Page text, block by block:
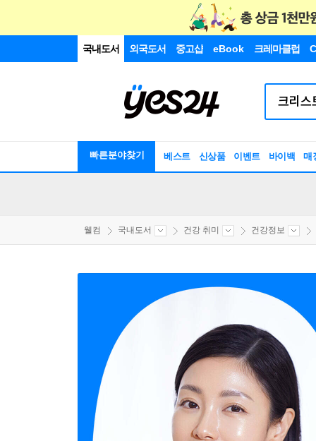
국내도서 외국도서 중고샵 eBook 크레마클럽
빠른분야찾기 베스트 신상품 이벤트 바이백 매
웰컴 국내도서 건강 취미 건강정보